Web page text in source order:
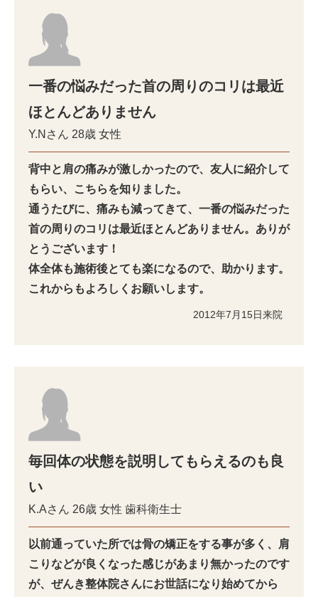
一番の悩みだった首の周りのコリは最近
ほとんどありません
Y.Nさん 28歳 女性
背中と肩の痛みが激しかったので、友人に紹介して
もらい、こちらを知りました。
通うたびに、痛みも減ってきて、一番の悩みだった
首の周りのコリは最近ほとんどありません。ありが
とうございます！
体全体も施術後とても楽になるので、助かります。
これからもよろしくお願いします。
2012年7月15日来院
毎回体の状態を説明してもらえるのも良
い
K.Aさん 26歳 女性 歯科衛生士
以前通っていた所では骨の矯正をする事が多く、肩
こりなどが良くなった感じがあまり無かったのです
が、ぜんき整体院さんにお世話になり始めてから